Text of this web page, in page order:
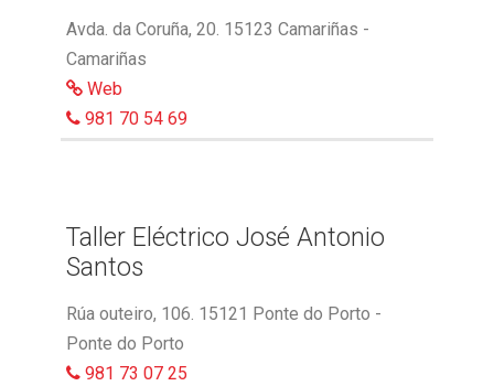
Avda. da Coruña, 20. 15123 Camariñas -
Camariñas
Web
981 70 54 69
Taller Eléctrico José Antonio
Santos
Rúa outeiro, 106. 15121 Ponte do Porto -
Ponte do Porto
981 73 07 25